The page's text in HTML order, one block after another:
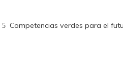
Competencias verdes para el